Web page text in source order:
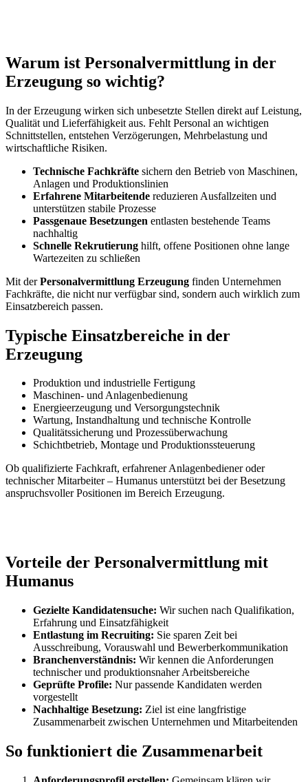
Warum ist Personalvermittlung in der
Erzeugung so wichtig?
In der Erzeugung wirken sich unbesetzte Stellen direkt auf Leistung,
Qualität und Lieferfähigkeit aus. Fehlt Personal an wichtigen
Schnittstellen, entstehen Verzögerungen, Mehrbelastung und
wirtschaftliche Risiken.
Technische Fachkräfte sichern den Betrieb von Maschinen,
Anlagen und Produktionslinien
Erfahrene Mitarbeitende reduzieren Ausfallzeiten und
unterstützen stabile Prozesse
Passgenaue Besetzungen entlasten bestehende Teams
nachhaltig
Schnelle Rekrutierung hilft, offene Positionen ohne lange
Wartezeiten zu schließen
Mit derPersonalvermittlung Erzeugung finden Unternehmen
Fachkräfte, die nicht nur verfügbar sind, sondern auch wirklich zum
Einsatzbereich passen.
Typische Einsatzbereiche in der
Erzeugung
Produktion und industrielle Fertigung
Maschinen- und Anlagenbedienung
Energieerzeugung und Versorgungstechnik
Wartung, Instandhaltung und technische Kontrolle
Qualitätssicherung und Prozessüberwachung
Schichtbetrieb, Montage und Produktionssteuerung
Ob qualifizierte Fachkraft, erfahrener Anlagenbediener oder
technischer Mitarbeiter – Humanus unterstützt bei der Besetzung
anspruchsvoller Positionen im Bereich Erzeugung.
Vorteile der Personalvermittlung mit
Humanus
Gezielte Kandidatensuche: Wir suchen nach Qualifikation,
Erfahrung und Einsatzfähigkeit
Entlastung im Recruiting: Sie sparen Zeit bei
Ausschreibung, Vorauswahl und Bewerberkommunikation
Branchenverständnis: Wir kennen die Anforderungen
technischer und produktionsnaher Arbeitsbereiche
Geprüfte Profile: Nur passende Kandidaten werden
vorgestellt
Nachhaltige Besetzung: Ziel ist eine langfristige
Zusammenarbeit zwischen Unternehmen und Mitarbeitenden
So funktioniert die Zusammenarbeit